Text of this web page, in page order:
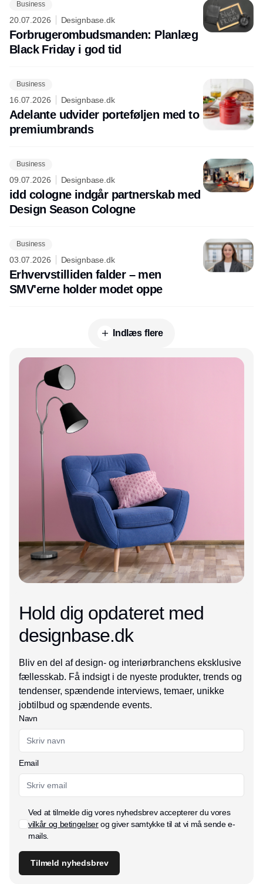
Business
20.07.2026 Designbase.dk
Forbrugerombudsmanden: Planlæg
Black Friday i god tid
Business
16.07.2026 Designbase.dk
Adelante udvider porteføljen med to
premiumbrands
Business
09.07.2026 Designbase.dk
idd cologne indgår partnerskab med
Design Season Cologne
Business
03.07.2026 Designbase.dk
Erhvervstilliden falder – men
SMV'erne holder modet oppe
Indlæs flere
Annonce
Hold dig opdateret med
designbase.dk
Bliv en del af design- og interiørbranchens eksklusive
fællesskab. Få indsigt i de nyeste produkter, trends og
tendenser, spændende interviews, temaer, unikke
jobtilbud og spændende events.
Navn
Email
Ved at tilmelde dig vores nyhedsbrev accepterer du vores
vilkår og betingelserog giver samtykke til at vi må sende e-
mails.
Tilmeld nyhedsbrev